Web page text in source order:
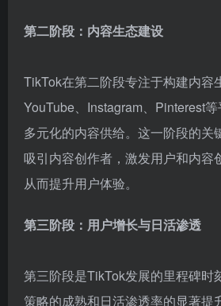
第二阶段：内容生态建设
TikTok在第二阶段专注于构建内容
YouTube、Instagram、Pinterest
多元化的内容供给。这一阶段的关
吸引内容创作者，激发用户和内容
从而提升用户体验。
第三阶段：用户增长与日活渗透
第三阶段是TikTok发展的里程碑时
策略的成熟和日活渗透率的显著提